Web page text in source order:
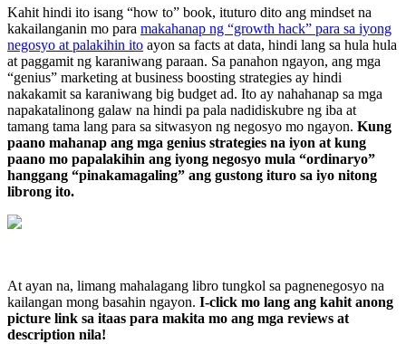
Kahit hindi ito isang “how to” book, ituturo dito ang mindset na
kakailanganin mo para makahanap ng “growth hack” para sa iyong
negosyo at palakihin ito ayon sa facts at data, hindi lang sa hula hula
at paggamit ng karaniwang paraan. Sa panahon ngayon, ang mga
“genius” marketing at business boosting strategies ay hindi
nakakamit sa karaniwang big budget ad. Ito ay nahahanap sa mga
napakatalinong galaw na hindi pa pala nadidiskubre ng iba at
tamang tama lang para sa sitwasyon ng negosyo mo ngayon. Kung
paano mahanap ang mga genius strategies na iyon at kung
paano mo papalakihin ang iyong negosyo mula “ordinaryo”
hanggang “pinakamagaling” ang gustong ituro sa iyo nitong
librong ito.
At ayan na, limang mahalagang libro tungkol sa pagnenegosyo na
kailangan mong basahin ngayon. I-click mo lang ang kahit anong
picture link sa itaas para makita mo ang mga reviews at
description nila!